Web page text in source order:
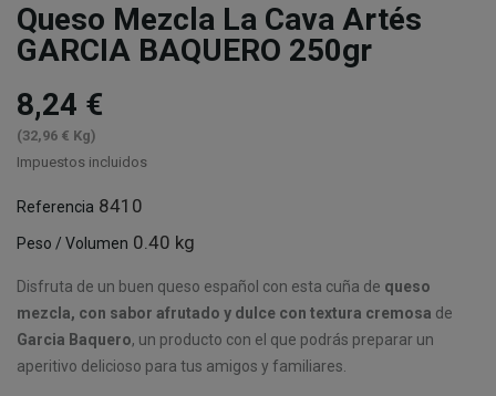
Queso Mezcla La Cava Artés
GARCIA BAQUERO 250gr
8,24 €
(32,96 € Kg)
Impuestos incluidos
Referencia 8410
Peso / Volumen 0.40 kg
Disfruta de un buen queso español con esta cuña de queso
mezcla, con sabor afrutado y dulce con textura cremosa de
Garcia Baquero, un producto con el que podrás preparar un
aperitivo delicioso para tus amigos y familiares.